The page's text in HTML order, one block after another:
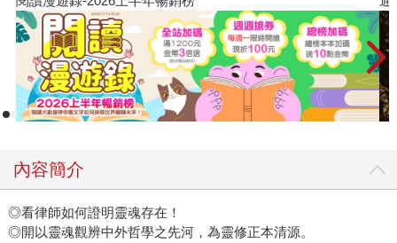
內容簡介
◎看律師如何證明靈魂存在！
◎開以靈魂觀辨中外哲學之先河，為靈修正本清源。